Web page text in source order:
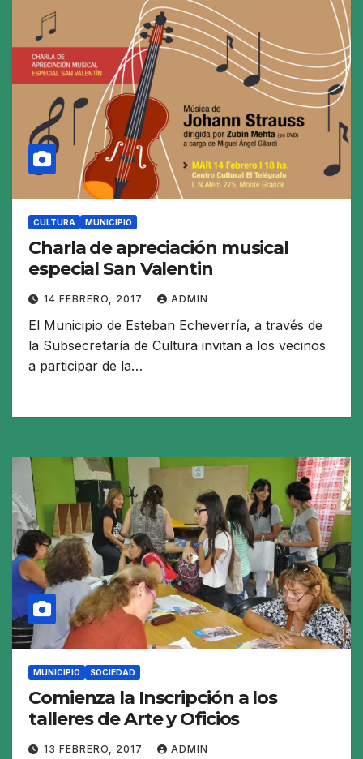
CULTURA MUNICIPIO
Charla de apreciación musical
especial San Valentin
14 FEBRERO, 2017 ADMIN
El Municipio de Esteban Echeverría, a través de
la Subsecretaría de Cultura invitan a los vecinos
a participar de la…
MUNICIPIO SOCIEDAD
Comienza la Inscripción a los
talleres de Arte y Oficios
13 FEBRERO, 2017 ADMIN